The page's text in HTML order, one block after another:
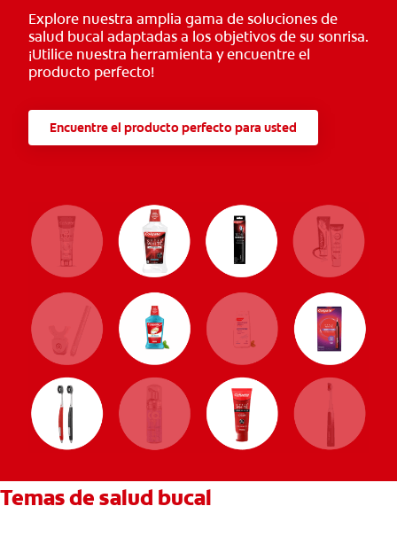
Explore nuestra amplia gama de soluciones de
salud bucal adaptadas a los objetivos de su sonrisa.
¡Utilice nuestra herramienta y encuentre el
producto perfecto!
Encuentre el producto perfecto para usted
Temas de salud bucal